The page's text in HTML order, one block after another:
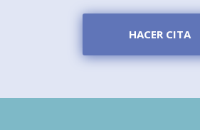
HACER CITA